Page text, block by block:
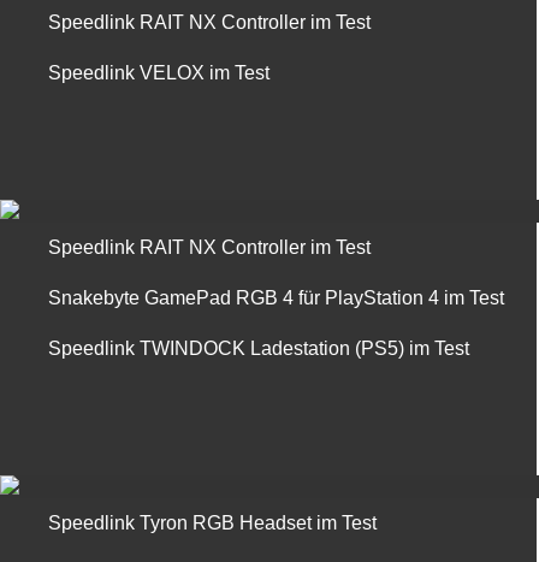
Speedlink RAIT NX Controller im Test
Speedlink VELOX im Test
Speedlink RAIT NX Controller im Test
Snakebyte GamePad RGB 4 für PlayStation 4 im Test
Speedlink TWINDOCK Ladestation (PS5) im Test
Speedlink Tyron RGB Headset im Test